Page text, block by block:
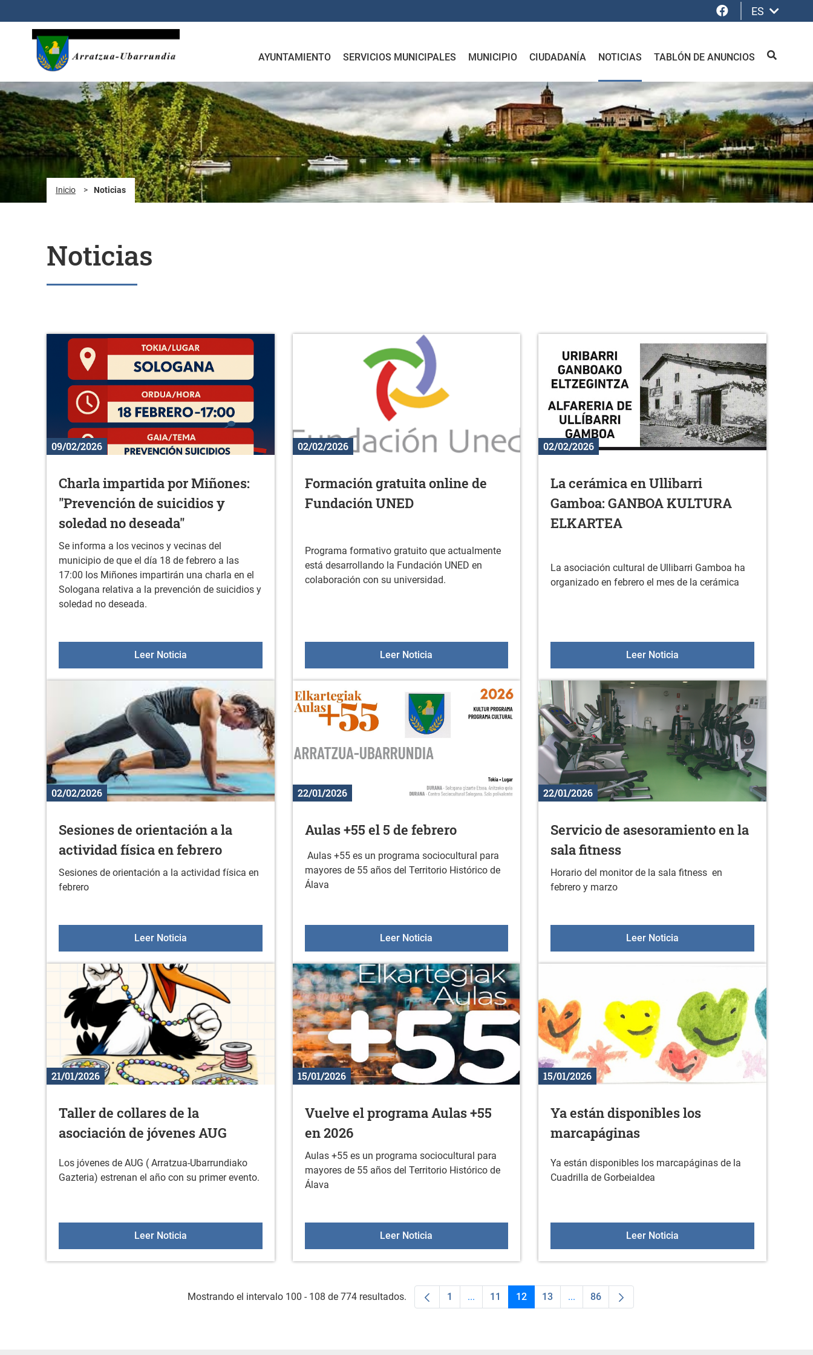
Facebook
ES
AYUNTAMIENTO SERVICIOS MUNICIPALES MUNICIPIO CIUDADANÍA NOTICIAS TABLÓN DE ANUNCIOS BUSCAR
Inicio > Noticias
Noticias
09/02/2026
Charla impartida por Miñones:
"Prevención de suicidios y
soledad no deseada"
Se informa a los vecinos y vecinas del
municipio de que el día 18 de febrero a las
17:00 los Miñones impartirán una charla en el
Sologana relativa a la prevención de suicidios y
soledad no deseada.
Leer NoticiaCharla impartida por Miñones: "Prevención de suicidios y soledad no deseada"
02/02/2026
Formación gratuita online de
Fundación UNED
Programa formativo gratuito que actualmente
está desarrollando la Fundación UNED en
colaboración con su universidad.
Leer Noticia Formación gratuita online de Fundación UNED
02/02/2026
La cerámica en Ullibarri
Gamboa: GANBOA KULTURA
ELKARTEA
La asociación cultural de Ullibarri Gamboa ha
organizado en febrero el mes de la cerámica
Leer Noticia
02/02/2026
Sesiones de orientación a la
actividad física en febrero
Sesiones de orientación a la actividad física en
febrero
Leer NoticiaSesiones de orientación a la actividad física en febrero
22/01/2026
Aulas +55 el 5 de febrero
Aulas +55 es un programa sociocultural para
mayores de 55 años del Territorio Histórico de
Álava
Leer Noticia
22/01/2026
Servicio de asesoramiento en la
sala fitness
Horario del monitor de la sala fitness en
febrero y marzo
Leer Noticia
21/01/2026
Taller de collares de la
asociación de jóvenes AUG
Los jóvenes de AUG ( Arratzua-Ubarrundiako
Gazteria) estrenan el año con su primer evento.
Leer NoticiaTaller de collares de la asociación de jóvenes AUG
15/01/2026
Vuelve el programa Aulas +55
en 2026
Aulas +55 es un programa sociocultural para
mayores de 55 años del Territorio Histórico de
Álava
Leer Noticia
15/01/2026
Ya están disponibles los
marcapáginas
Ya están disponibles los marcapáginas de la
Cuadrilla de Gorbeialdea
Leer Noticia
Mostrando el intervalo 100 - 108 de 774 resultados. Página
1 ...Páginas intermedias Use TAB para desplazarse.
Página
11 Página
12 Página
13 ...Páginas intermedias Use TAB para desplazarse.
Página
86